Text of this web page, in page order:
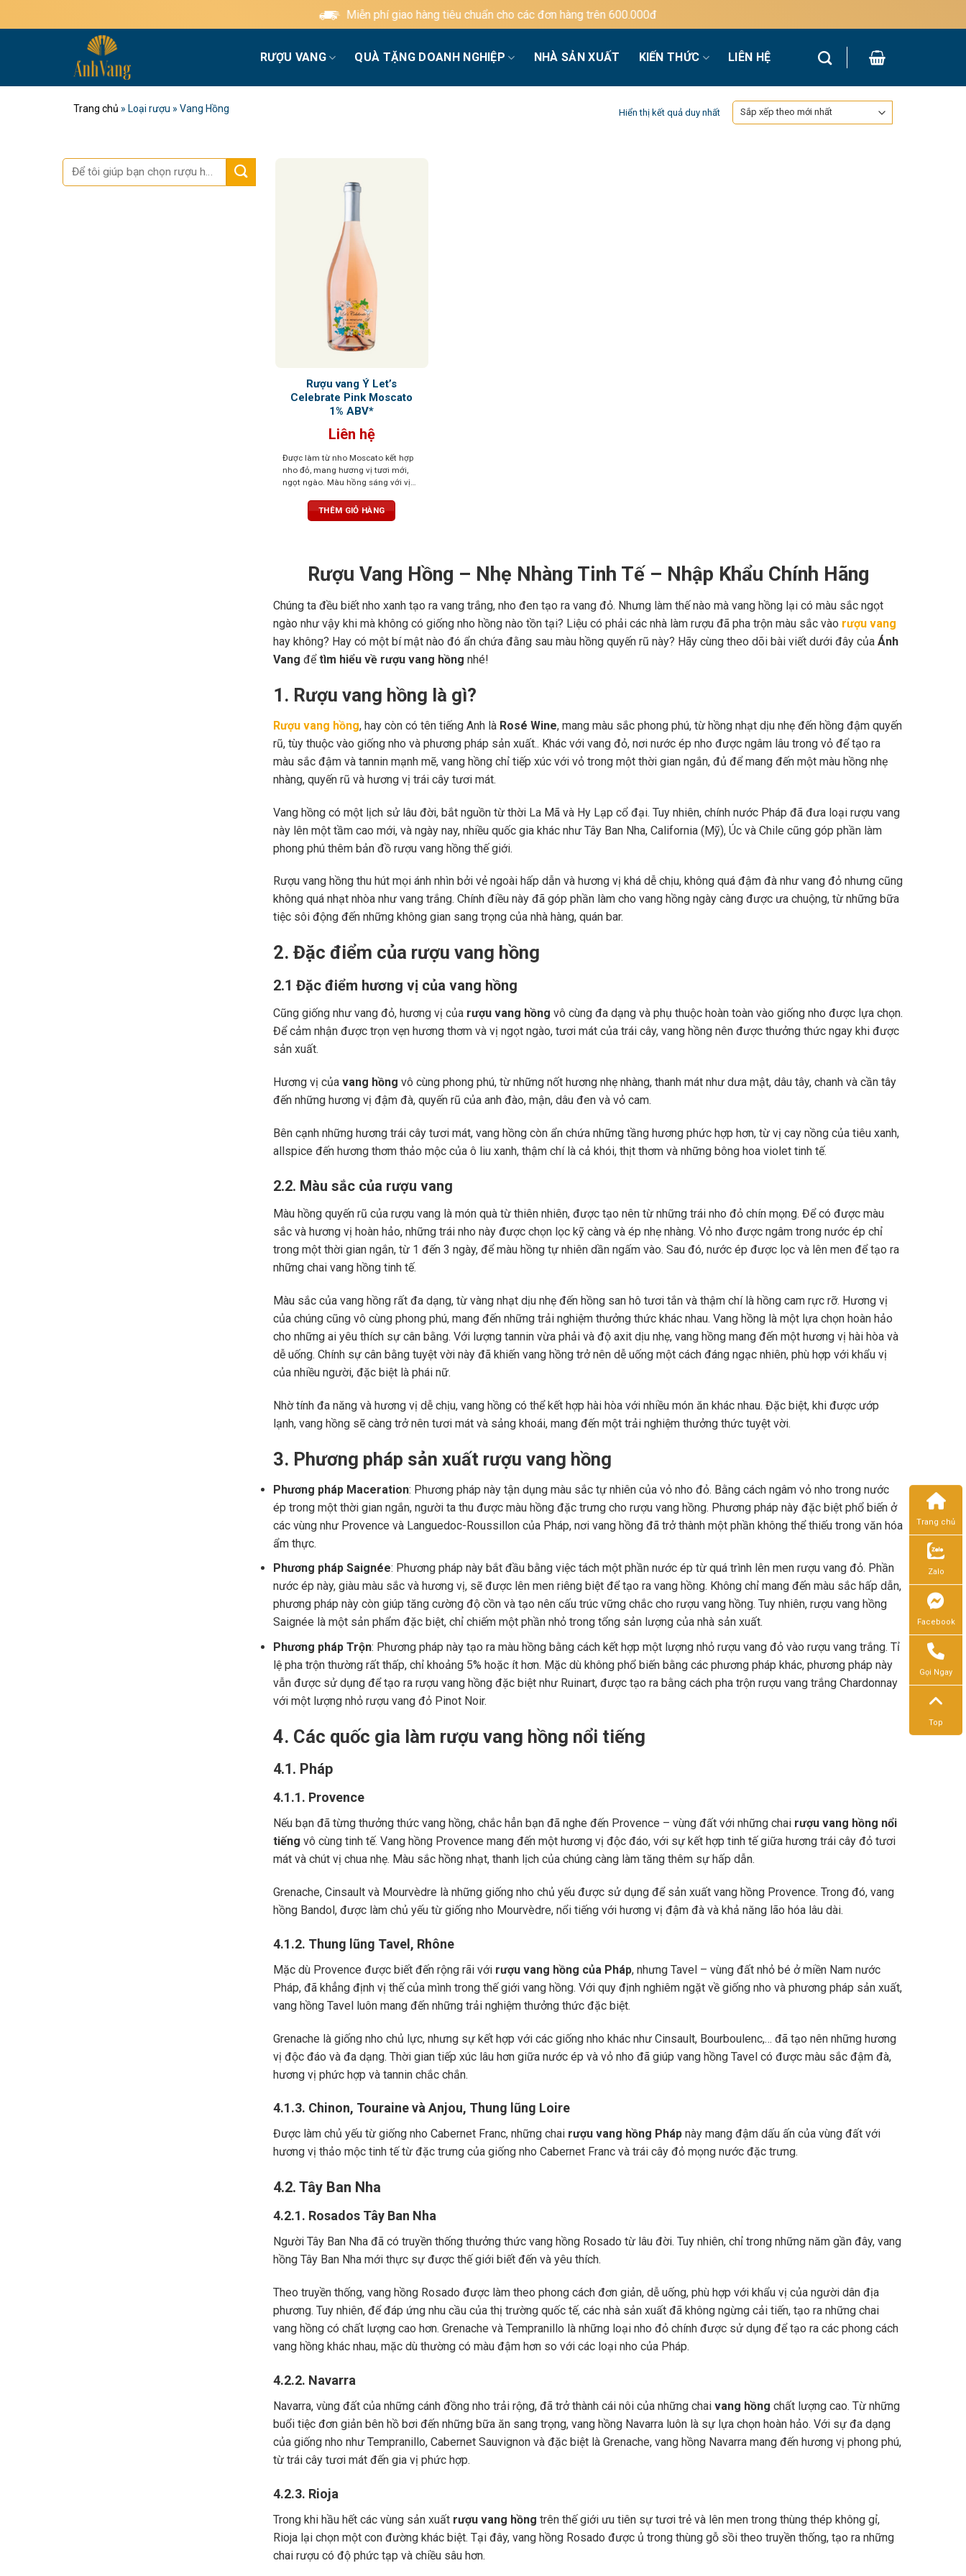
qua
Miễn phí giao hàng tiêu chuẩn cho các đơn hàng trên 600.000đ
RƯỢU VANG QUÀ TẶNG DOANH NGHIỆP NHÀ SẢN XUẤT KIẾN THỨC LIÊN HỆ
Trang chủ » Loại rượu » Vang Hồng Hiển thị kết quả duy nhất
Tìm
kiếm:
Rượu vang Ý Let’s
Celebrate Pink Moscato
1% ABV*
Liên hệ
Được làm từ nho Moscato kết hợp
nho đỏ, mang hương vị tươi mới,
ngọt ngào. Màu hồng sáng với vị
cherry, mâm xôi, lựu ngọt và bọt khí
THÊM GIỎ HÀNG
Rượu Vang Hồng – Nhẹ Nhàng Tinh Tế – Nhập Khẩu Chính Hãng
Chúng ta đều biết nho xanh tạo ra vang trắng, nho đen tạo ra vang đỏ. Nhưng làm thế nào mà vang hồng lại có màu sắc ngọt
ngào như vậy khi mà không có giống nho hồng nào tồn tại? Liệu có phải các nhà làm rượu đã pha trộn màu sắc vào rượu vang
hay không? Hay có một bí mật nào đó ẩn chứa đằng sau màu hồng quyến rũ này? Hãy cùng theo dõi bài viết dưới đây của Ánh
Vang đểtìm hiểu về rượu vang hồng nhé!
1. Rượu vang hồng là gì?
Rượu vang hồng, hay còn có tên tiếng Anh là Rosé Wine, mang màu sắc phong phú, từ hồng nhạt dịu nhẹ đến hồng đậm quyến
rũ, tùy thuộc vào giống nho và phương pháp sản xuất.. Khác với vang đỏ, nơi nước ép nho được ngâm lâu trong vỏ để tạo ra
màu sắc đậm và tannin mạnh mẽ, vang hồng chỉ tiếp xúc với vỏ trong một thời gian ngắn, đủ để mang đến một màu hồng nhẹ
nhàng, quyến rũ và hương vị trái cây tươi mát.
Vang hồng có một lịch sử lâu đời, bắt nguồn từ thời La Mã và Hy Lạp cổ đại. Tuy nhiên, chính nước Pháp đã đưa loại rượu vang
này lên một tầm cao mới, và ngày nay, nhiều quốc gia khác như Tây Ban Nha, California (Mỹ), Úc và Chile cũng góp phần làm
phong phú thêm bản đồ rượu vang hồng thế giới.
Rượu vang hồng thu hút mọi ánh nhìn bởi vẻ ngoài hấp dẫn và hương vị khá dễ chịu, không quá đậm đà như vang đỏ nhưng cũng
không quá nhạt nhòa như vang trắng. Chính điều này đã góp phần làm cho vang hồng ngày càng được ưa chuộng, từ những bữa
tiệc sôi động đến những không gian sang trọng của nhà hàng, quán bar.
2. Đặc điểm của rượu vang hồng
2.1 Đặc điểm hương vị của vang hồng
Cũng giống như vang đỏ, hương vị của rượu vang hồng vô cùng đa dạng và phụ thuộc hoàn toàn vào giống nho được lựa chọn.
Để cảm nhận được trọn vẹn hương thơm và vị ngọt ngào, tươi mát của trái cây, vang hồng nên được thưởng thức ngay khi được
sản xuất.
Hương vị của vang hồng vô cùng phong phú, từ những nốt hương nhẹ nhàng, thanh mát như dưa mật, dâu tây, chanh và cần tây
đến những hương vị đậm đà, quyến rũ của anh đào, mận, dâu đen và vỏ cam.
Bên cạnh những hương trái cây tươi mát, vang hồng còn ẩn chứa những tầng hương phức hợp hơn, từ vị cay nồng của tiêu xanh,
allspice đến hương thơm thảo mộc của ô liu xanh, thậm chí là cả khói, thịt thơm và những bông hoa violet tinh tế.
2.2. Màu sắc của rượu vang
Màu hồng quyến rũ của rượu vang là món quà từ thiên nhiên, được tạo nên từ những trái nho đỏ chín mọng. Để có được màu
sắc và hương vị hoàn hảo, những trái nho này được chọn lọc kỹ càng và ép nhẹ nhàng. Vỏ nho được ngâm trong nước ép chỉ
trong một thời gian ngắn, từ 1 đến 3 ngày, để màu hồng tự nhiên dần ngấm vào. Sau đó, nước ép được lọc và lên men để tạo ra
những chai vang hồng tinh tế.
Màu sắc của vang hồng rất đa dạng, từ vàng nhạt dịu nhẹ đến hồng san hô tươi tắn và thậm chí là hồng cam rực rỡ. Hương vị
của chúng cũng vô cùng phong phú, mang đến những trải nghiệm thưởng thức khác nhau. Vang hồng là một lựa chọn hoàn hảo
cho những ai yêu thích sự cân bằng. Với lượng tannin vừa phải và độ axit dịu nhẹ, vang hồng mang đến một hương vị hài hòa và
dễ uống. Chính sự cân bằng tuyệt vời này đã khiến vang hồng trở nên dễ uống một cách đáng ngạc nhiên, phù hợp với khẩu vị
của nhiều người, đặc biệt là phái nữ.
Nhờ tính đa năng và hương vị dễ chịu, vang hồng có thể kết hợp hài hòa với nhiều món ăn khác nhau. Đặc biệt, khi được ướp
lạnh, vang hồng sẽ càng trở nên tươi mát và sảng khoái, mang đến một trải nghiệm thưởng thức tuyệt vời.
3. Phương pháp sản xuất rượu vang hồng
Phương pháp Maceration: Phương pháp này tận dụng màu sắc tự nhiên của vỏ nho đỏ. Bằng cách ngâm vỏ nho trong nước
ép trong một thời gian ngắn, người ta thu được màu hồng đặc trưng cho rượu vang hồng. Phương pháp này đặc biệt phổ biến ở
các vùng như Provence và Languedoc-Roussillon của Pháp, nơi vang hồng đã trở thành một phần không thể thiếu trong văn hóa
ẩm thực.
Phương pháp Saignée: Phương pháp này bắt đầu bằng việc tách một phần nước ép từ quá trình lên men rượu vang đỏ. Phần
nước ép này, giàu màu sắc và hương vị, sẽ được lên men riêng biệt để tạo ra vang hồng. Không chỉ mang đến màu sắc hấp dẫn,
phương pháp này còn giúp tăng cường độ cồn và tạo nên cấu trúc vững chắc cho rượu vang hồng. Tuy nhiên, rượu vang hồng
Saignée là một sản phẩm đặc biệt, chỉ chiếm một phần nhỏ trong tổng sản lượng của nhà sản xuất.
Phương pháp Trộn: Phương pháp này tạo ra màu hồng bằng cách kết hợp một lượng nhỏ rượu vang đỏ vào rượu vang trắng. Tỉ
lệ pha trộn thường rất thấp, chỉ khoảng 5% hoặc ít hơn. Mặc dù không phổ biến bằng các phương pháp khác, phương pháp này
vẫn được sử dụng để tạo ra rượu vang hồng đặc biệt như Ruinart, được tạo ra bằng cách pha trộn rượu vang trắng Chardonnay
với một lượng nhỏ rượu vang đỏ Pinot Noir.
4. Các quốc gia làm rượu vang hồng nổi tiếng
4.1. Pháp
4.1.1. Provence
Nếu bạn đã từng thưởng thức vang hồng, chắc hẳn bạn đã nghe đến Provence – vùng đất với những chai rượu vang hồng nổi
tiếng vô cùng tinh tế. Vang hồng Provence mang đến một hương vị độc đáo, với sự kết hợp tinh tế giữa hương trái cây đỏ tươi
mát và chút vị chua nhẹ. Màu sắc hồng nhạt, thanh lịch của chúng càng làm tăng thêm sự hấp dẫn.
Grenache, Cinsault và Mourvèdre là những giống nho chủ yếu được sử dụng để sản xuất vang hồng Provence. Trong đó, vang
hồng Bandol, được làm chủ yếu từ giống nho Mourvèdre, nổi tiếng với hương vị đậm đà và khả năng lão hóa lâu dài.
4.1.2. Thung lũng Tavel, Rhône
Mặc dù Provence được biết đến rộng rãi với rượu vang hồng của Pháp, nhưng Tavel – vùng đất nhỏ bé ở miền Nam nước
Pháp, đã khẳng định vị thế của mình trong thế giới vang hồng. Với quy định nghiêm ngặt về giống nho và phương pháp sản xuất,
vang hồng Tavel luôn mang đến những trải nghiệm thưởng thức đặc biệt.
Grenache là giống nho chủ lực, nhưng sự kết hợp với các giống nho khác như Cinsault, Bourboulenc,… đã tạo nên những hương
vị độc đáo và đa dạng. Thời gian tiếp xúc lâu hơn giữa nước ép và vỏ nho đã giúp vang hồng Tavel có được màu sắc đậm đà,
hương vị phức hợp và tannin chắc chắn.
4.1.3. Chinon, Touraine và Anjou, Thung lũng Loire
Được làm chủ yếu từ giống nho Cabernet Franc, những chai rượu vang hồng Phápnày mang đậm dấu ấn của vùng đất với
hương vị thảo mộc tinh tế từ đặc trưng của giống nho Cabernet Franc và trái cây đỏ mọng nước đặc trưng.
4.2. Tây Ban Nha
4.2.1. Rosados ​​Tây Ban Nha
Người Tây Ban Nha đã có truyền thống thưởng thức vang hồng Rosado từ lâu đời. Tuy nhiên, chỉ trong những năm gần đây, vang
hồng Tây Ban Nha mới thực sự được thế giới biết đến và yêu thích.
Theo truyền thống, vang hồng Rosado được làm theo phong cách đơn giản, dễ uống, phù hợp với khẩu vị của người dân địa
phương. Tuy nhiên, để đáp ứng nhu cầu của thị trường quốc tế, các nhà sản xuất đã không ngừng cải tiến, tạo ra những chai
vang hồng có chất lượng cao hơn. Grenache và Tempranillo là những loại nho đỏ chính được sử dụng để tạo ra các phong cách
vang hồng khác nhau, mặc dù thường có màu đậm hơn so với các loại nho của Pháp.
4.2.2. Navarra
Navarra, vùng đất của những cánh đồng nho trải rộng, đã trở thành cái nôi của những chai vang hồng chất lượng cao. Từ những
buổi tiệc đơn giản bên hồ bơi đến những bữa ăn sang trọng, vang hồng Navarra luôn là sự lựa chọn hoàn hảo. Với sự đa dạng
của giống nho như Tempranillo, Cabernet Sauvignonvà đặc biệt là Grenache, vang hồng Navarra mang đến hương vị phong phú,
từ trái cây tươi mát đến gia vị phức hợp.
4.2.3. Rioja
Trong khi hầu hết các vùng sản xuất rượu vang hồng trên thế giới ưu tiên sự tươi trẻ và lên men trong thùng thép không gỉ,
Rioja lại chọn một con đường khác biệt. Tại đây, vang hồng Rosado được ủ trong thùng gỗ sồi theo truyền thống, tạo ra những
chai rượu có độ phức tạp và chiều sâu hơn.
Trang chủ
Zalo
Facebook
Gọi Ngay
Top